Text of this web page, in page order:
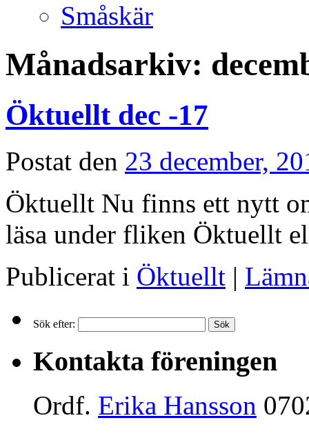
Småskär
Månadsarkiv:
Öktuellt dec -17
Postat den 23 december,
Öktuellt Nu finns ett nytt
läsa under fliken Öktuellt
Publicerat i Öktuellt |
Sök efter:
Kontakta föreningen
Ordf. Erika Hansson